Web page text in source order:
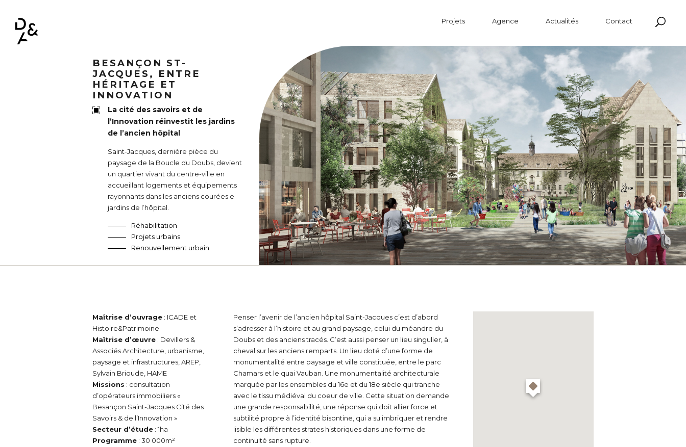
NAVIGATION PRINCIPALE Projets Agence Actualités Contact
BESANÇON ST-
JACQUES, ENTRE
HÉRITAGE ET
INNOVATION
La cité des savoirs et de
l’Innovation réinvestit les jardins
de l’ancien hôpital
Saint-Jacques, dernière pièce du
paysage de la Boucle du Doubs, devient
un quartier vivant du centre-ville en
accueillant logements et équipements
rayonnants dans les anciens courées e
jardins de l’hôpital.
Réhabilitation
Projets urbains
Renouvellement urbain
Maîtrise d’ouvrage : ICADE et
Histoire&Patrimoine
Maîtrise d’œuvre : Devillers &
Associés Architecture, urbanisme,
paysage et infrastructures, AREP,
Sylvain Brioude, HAME
Missions : consultation
d’opérateurs immobiliers «
Besançon Saint-Jacques Cité des
Savoirs & de l’Innovation »
Secteur d’étude : 1ha
Programme : 30 000m²
Penser l’avenir de l’ancien hôpital Saint-Jacques c’est d’abord
s’adresser à l’histoire et au grand paysage, celui du méandre du
Doubs et des anciens tracés. C’est aussi penser un lieu singulier, à
cheval sur les anciens remparts. Un lieu doté d’une forme de
monumentalité entre paysage et ville constituée, entre le parc
Chamars et le quai Vauban. Une monumentalité architecturale
marquée par les ensembles du 16e et du 18e siècle qui tranche
avec le tissu médiéval du coeur de ville. Cette situation demande
une grande responsabilité, une réponse qui doit allier force et
subtilité propre à l’identité bisontine, qui a su imbriquer et rendre
lisible les différentes strates historiques dans une forme de
continuité sans rupture.